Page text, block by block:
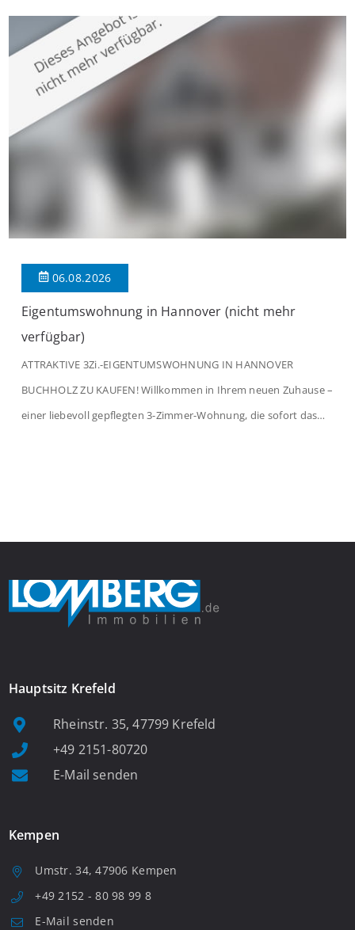
großzügige Räume und eine hochwertige Ausstattung, die
modernen Wohnkomfort mit einem stilvollen Ambiente
verbindet. Der […]
06.08.2026
Eigentumswohnung in Hannover (nicht mehr
verfügbar)
ATTRAKTIVE 3Zi.-EIGENTUMSWOHNUNG IN HANNOVER
BUCHHOLZ ZU KAUFEN! Willkommen in Ihrem neuen Zuhause –
einer liebevoll gepflegten 3-Zimmer-Wohnung, die sofort das
Hauptsitz Krefeld
Rheinstr. 35, 47799 Krefeld
+49 2151-80720
E-Mail senden
Kempen
Umstr. 34, 47906 Kempen
+49 2152 - 80 98 99 8
E-Mail senden